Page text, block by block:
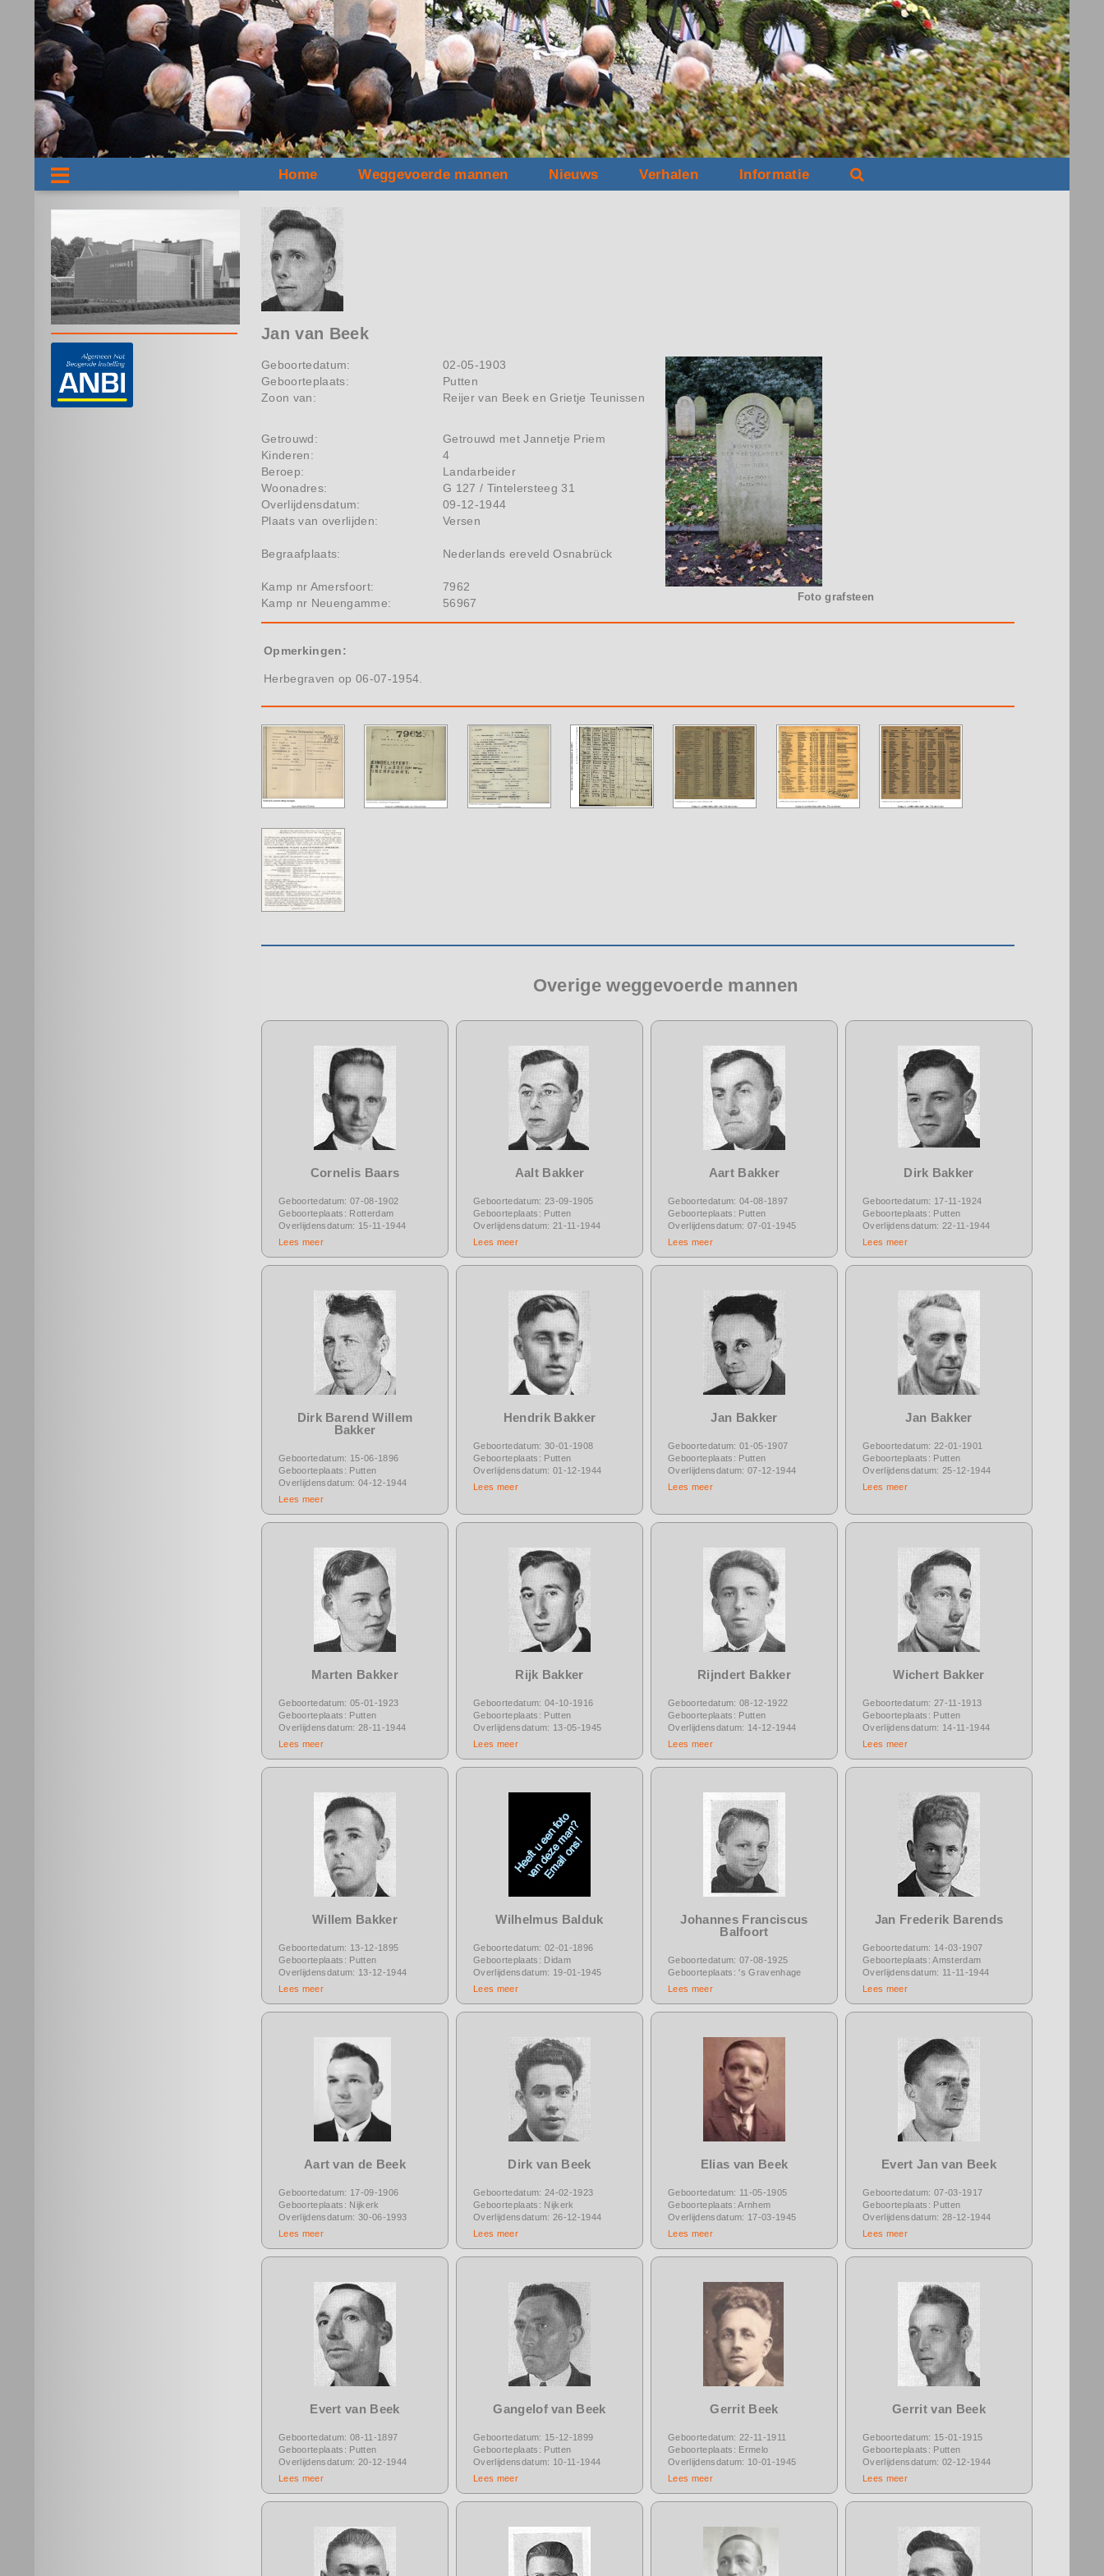
Home Weggevoerde mannen Nieuws Verhalen Informatie
Jan van Beek
Geboortedatum:
02-05-1903
Geboorteplaats:
Putten
Zoon van:
Reijer van Beek en Grietje Teunissen
Getrouwd:
Getrouwd met Jannetje Priem
Kinderen:
4
Beroep:
Landarbeider
Woonadres:
G 127 / Tintelersteeg 31
Overlijdensdatum:
09-12-1944
Plaats van overlijden:
Versen
Begraafplaats: Nederlands ereveld Osnabrück
Kamp nr Amersfoort:
7962
Kamp nr Neuengamme:
56967 Foto grafsteen
Opmerkingen:
Herbegraven op 06-07-1954.
Overige weggevoerde mannen
Cornelis Baars
Geboortedatum: 07-08-1902
Geboorteplaats: Rotterdam
Overlijdensdatum: 15-11-1944
Lees meer
Aalt Bakker
Geboortedatum: 23-09-1905
Geboorteplaats: Putten
Overlijdensdatum: 21-11-1944
Lees meer
Aart Bakker
Geboortedatum: 04-08-1897
Geboorteplaats: Putten
Overlijdensdatum: 07-01-1945
Lees meer
Dirk Bakker
Geboortedatum: 17-11-1924
Geboorteplaats: Putten
Overlijdensdatum: 22-11-1944
Lees meer
Dirk Barend Willem
Bakker
Geboortedatum: 15-06-1896
Geboorteplaats: Putten
Overlijdensdatum: 04-12-1944
Lees meer
Hendrik Bakker
Geboortedatum: 30-01-1908
Geboorteplaats: Putten
Overlijdensdatum: 01-12-1944
Lees meer
Jan Bakker
Geboortedatum: 01-05-1907
Geboorteplaats: Putten
Overlijdensdatum: 07-12-1944
Lees meer
Jan Bakker
Geboortedatum: 22-01-1901
Geboorteplaats: Putten
Overlijdensdatum: 25-12-1944
Lees meer
Marten Bakker
Geboortedatum: 05-01-1923
Geboorteplaats: Putten
Overlijdensdatum: 28-11-1944
Lees meer
Rijk Bakker
Geboortedatum: 04-10-1916
Geboorteplaats: Putten
Overlijdensdatum: 13-05-1945
Lees meer
Rijndert Bakker
Geboortedatum: 08-12-1922
Geboorteplaats: Putten
Overlijdensdatum: 14-12-1944
Lees meer
Wichert Bakker
Geboortedatum: 27-11-1913
Geboorteplaats: Putten
Overlijdensdatum: 14-11-1944
Lees meer
Willem Bakker
Geboortedatum: 13-12-1895
Geboorteplaats: Putten
Overlijdensdatum: 13-12-1944
Lees meer
Wilhelmus Balduk
Geboortedatum: 02-01-1896
Geboorteplaats: Didam
Overlijdensdatum: 19-01-1945
Lees meer
Johannes Franciscus
Balfoort
Geboortedatum: 07-08-1925
Geboorteplaats: 's Gravenhage
Lees meer
Jan Frederik Barends
Geboortedatum: 14-03-1907
Geboorteplaats: Amsterdam
Overlijdensdatum: 11-11-1944
Lees meer
Aart van de Beek
Geboortedatum: 17-09-1906
Geboorteplaats: Nijkerk
Overlijdensdatum: 30-06-1993
Lees meer
Dirk van Beek
Geboortedatum: 24-02-1923
Geboorteplaats: Nijkerk
Overlijdensdatum: 26-12-1944
Lees meer
Elias van Beek
Geboortedatum: 11-05-1905
Geboorteplaats: Arnhem
Overlijdensdatum: 17-03-1945
Lees meer
Evert Jan van Beek
Geboortedatum: 07-03-1917
Geboorteplaats: Putten
Overlijdensdatum: 28-12-1944
Lees meer
Evert van Beek
Geboortedatum: 08-11-1897
Geboorteplaats: Putten
Overlijdensdatum: 20-12-1944
Lees meer
Gangelof van Beek
Geboortedatum: 15-12-1899
Geboorteplaats: Putten
Overlijdensdatum: 10-11-1944
Lees meer
Gerrit Beek
Geboortedatum: 22-11-1911
Geboorteplaats: Ermelo
Overlijdensdatum: 10-01-1945
Lees meer
Gerrit van Beek
Geboortedatum: 15-01-1915
Geboorteplaats: Putten
Overlijdensdatum: 02-12-1944
Lees meer